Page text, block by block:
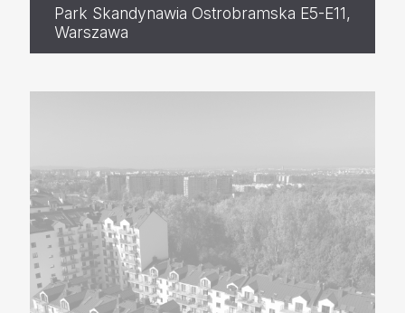
Park Skandynawia Ostrobramska E5-E11,
Warszawa